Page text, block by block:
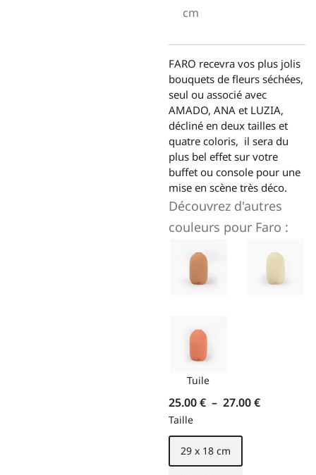
cm
FARO recevra vos plus jolis
bouquets de fleurs séchées,
seul ou associé avec
AMADO, ANA et LUZIA,
décliné en deux tailles et
quatre coloris, il sera du
plus bel effet sur votre
buffet ou console pour une
mise en scène très déco.
Découvrez d'autres
couleurs pour Faro :
Tuile
25.00€ – 27.00€
Taille
29 x 18 cm